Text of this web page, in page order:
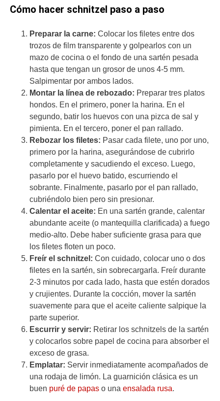
Cómo hacer schnitzel paso a paso
Preparar la carne: Colocar los filetes entre dos
trozos de film transparente y golpearlos con un
mazo de cocina o el fondo de una sartén pesada
hasta que tengan un grosor de unos 4-5 mm.
Salpimentar por ambos lados.
Montar la línea de rebozado: Preparar tres platos
hondos. En el primero, poner la harina. En el
segundo, batir los huevos con una pizca de sal y
pimienta. En el tercero, poner el pan rallado.
Rebozar los filetes: Pasar cada filete, uno por uno,
primero por la harina, asegurándose de cubrirlo
completamente y sacudiendo el exceso. Luego,
pasarlo por el huevo batido, escurriendo el
sobrante. Finalmente, pasarlo por el pan rallado,
cubriéndolo bien pero sin presionar.
Calentar el aceite: En una sartén grande, calentar
abundante aceite (o mantequilla clarificada) a fuego
medio-alto. Debe haber suficiente grasa para que
los filetes floten un poco.
Freír el schnitzel: Con cuidado, colocar uno o dos
filetes en la sartén, sin sobrecargarla. Freír durante
2-3 minutos por cada lado, hasta que estén dorados
y crujientes. Durante la cocción, mover la sartén
suavemente para que el aceite caliente salpique la
parte superior.
Escurrir y servir: Retirar los schnitzels de la sartén
y colocarlos sobre papel de cocina para absorber el
exceso de grasa.
Emplatar: Servir inmediatamente acompañados de
una rodaja de limón. La guarnición clásica es un
buen puré de papas o una ensalada rusa.